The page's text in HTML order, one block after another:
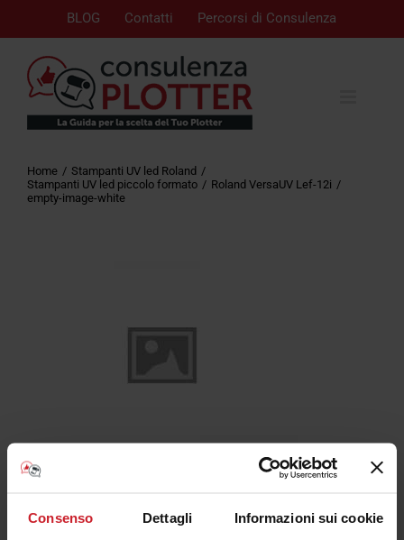
Consenso Dettagli Informazioni sui cookie
BLOG Contatti Percorsi di Consulenza
Home
Stampanti UV led Roland
Stampanti UV led piccolo formato
Roland VersaUV Lef-12i
empty-image-white